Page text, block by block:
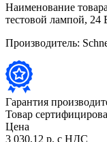
Наименование
тестовой лампой, 24
Производитель:
Гарантия
Товар
Цена
3 030,12 р. с НДС